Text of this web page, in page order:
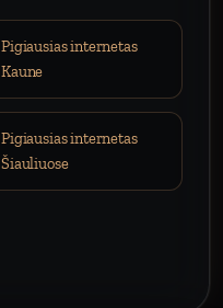
Pigiausias internetas
Kaune
Pigiausias internetas
Šiauliuose